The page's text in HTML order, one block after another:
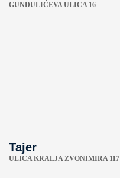
GUNDULIĆEVA ULICA 16
Tajer
ULICA KRALJA ZVONIMIRA 117